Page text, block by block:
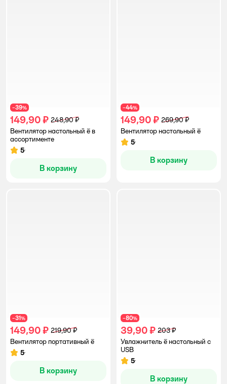
−39%
149,90 ₽ 248,90 ₽
Вентилятор настольный ё в
ассортименте
Рейтинг:
5
В корзину
−44%
149,90 ₽ 269,90 ₽
Вентилятор настольный ё
Рейтинг:
5
В корзину
−31%
149,90 ₽ 219,90 ₽
Вентилятор портативный ё
Рейтинг:
5
В корзину
−80%
39,90 ₽ 203 ₽
Увлажнитель ё настольный с
USB
Рейтинг:
5
В корзину